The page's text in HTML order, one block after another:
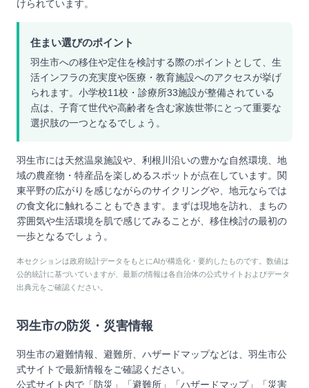
けられています。
住まい選びのポイント
羽生市への移住や定住を検討する際のポイントとして、生
活インフラの充実度や医療・教育施設へのアクセスが挙げ
られます。小学校11校・診療所33施設が整備されている
点は、子育て世代や高齢者を含む家族世帯にとって重要な
選択肢の一つとなるでしょう。
羽生市には天然温泉施設や、利根川沿いの豊かな自然環境、地
域の農産物・特産品を楽しめるスポットが点在しています。関
東平野の広がりを感じながらのサイクリングや、地元ならでは
の食文化に触れることもできます。まずは現地を訪れ、まちの
雰囲気や生活環境を肌で感じてみることが、移住検討の最初の
一歩となるでしょう。
本セクションは政府統計データをもとにAIが構造化・要約したものです。数値は
公的統計に基づいていますが、最新の情報は各自治体の公式サイトおよびデータ
出典元をご確認ください。
羽生市の防災・災害情報
羽生市の避難情報、避難所、ハザードマップなどは、 羽生市公
式サイトで最新情報をご確認ください。
公式サイト内で「防災」「避難所」「ハザードマップ」「災害